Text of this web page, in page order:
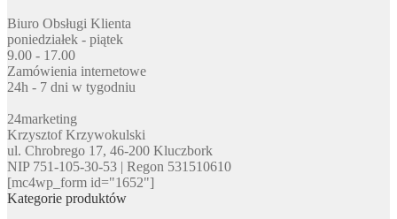
Biuro Obsługi Klienta
poniedziałek - piątek
9.00 - 17.00
Zamówienia internetowe
24h - 7 dni w tygodniu
24marketing
Krzysztof Krzywokulski
ul. Chrobrego 17, 46-200 Kluczbork
NIP 751-105-30-53 | Regon 531510610
[mc4wp_form id="1652"]
Kategorie produktów